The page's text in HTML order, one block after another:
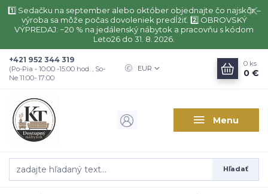
1️⃣ Sedačku na september alebo október objednajte čo najskôr –
výroba sa môže počas dovoleniek predĺžiť. 2️⃣ OBROVSKÝ
VÝPREDAJ: −20 % na jedálenský nábytok a pracovňu s kódom
Leto26 do 31. 8. 2026.
Menu
EUR
Hľadať
+421 952 344 319
(Po-Pia - 10:00 -15:00 hod. , So-
Ne 11:00- 17:00
0 ks
0 €